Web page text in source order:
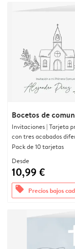
Bocetos de
Invitaciones | Tarjeta
con tres acabados
Pack de 10 tarjetas
Desde
10,99 €
offers Precios bajos